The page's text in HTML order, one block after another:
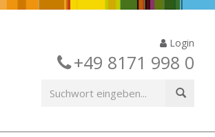
Login
+49 8171 998 0